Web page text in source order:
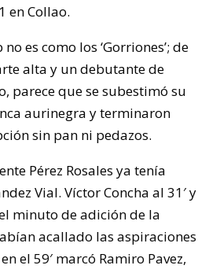
en Collao.
es como los ‘Gorriones’; de
alta y un debutante de
parece que se subestimó su
aurinegra y terminaron
sin pan ni pedazos.
Pérez Rosales ya tenía
Vial. Víctor Concha al 31′ y
minuto de adición de la
acallado las aspiraciones
el 59′ marcó Ramiro Pavez,